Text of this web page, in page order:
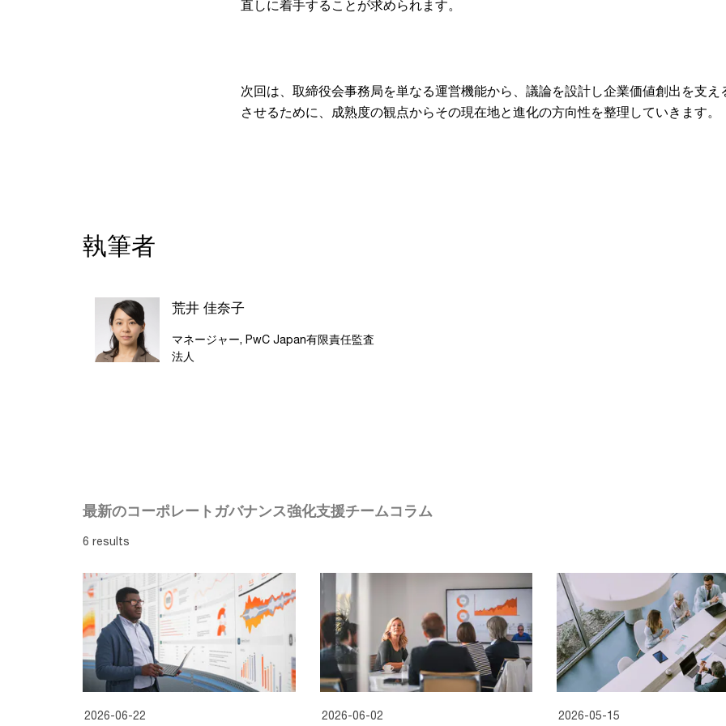
直しに着手することが求められます。
次回は、取締役会事務局を単なる運営機能から、議論を設計し企業価値創出を支え
させるために、成熟度の観点からその現在地と進化の方向性を整理していきます。
執筆者
荒井 佳奈子
マネージャー, PwC Japan有限責任監査
法人
最新のコーポレートガバナンス強化支援チームコラム
6 results
2026-06-22 2026-06-02 2026-05-15